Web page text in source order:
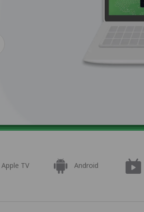
Apple TV Android